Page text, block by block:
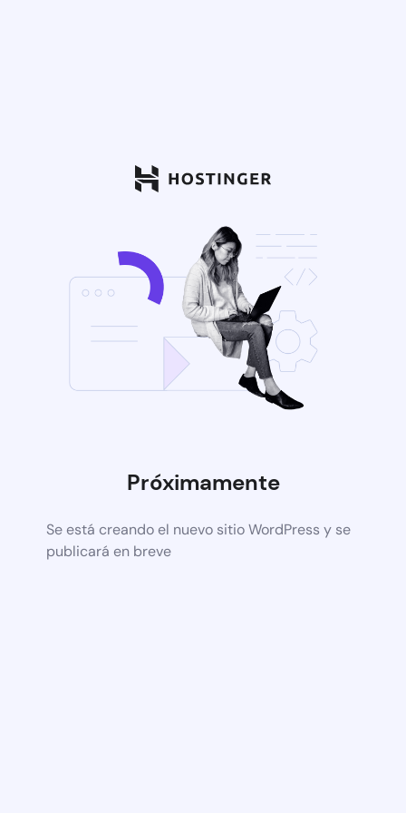
Próximamente
Se está creando el nuevo sitio WordPress y se
publicará en breve